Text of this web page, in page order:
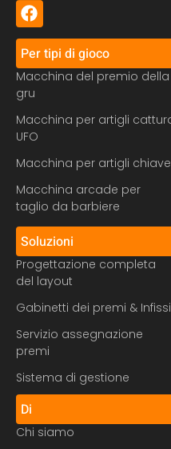
Per tipi di gioco
Macchina del premio della
gru
Macchina per artigli
UFO
Macchina per artigli chiave
Macchina arcade per
taglio da barbiere
Soluzioni
Progettazione completa
del layout
Gabinetti dei premi & Infissi
Servizio assegnazione
premi
Sistema di gestione
Di
Chi siamo